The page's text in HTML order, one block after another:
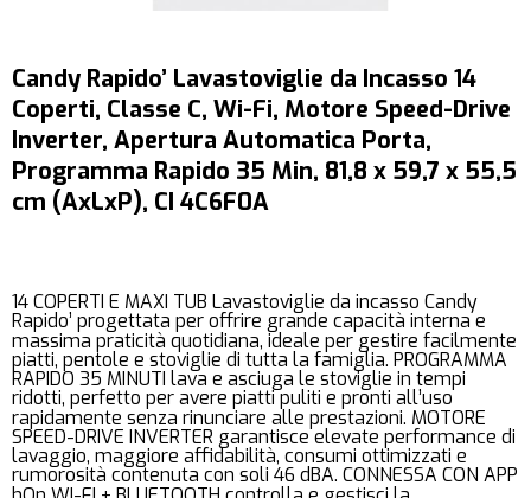
Candy Rapido’ Lavastoviglie da Incasso 14
Coperti, Classe C, Wi-Fi, Motore Speed-Drive
Inverter, Apertura Automatica Porta,
Programma Rapido 35 Min, 81,8 x 59,7 x 55,5
cm (AxLxP), CI 4C6F0A
14 COPERTI E MAXI TUB Lavastoviglie da incasso Candy
Rapido’ progettata per offrire grande capacità interna e
massima praticità quotidiana, ideale per gestire facilmente
piatti, pentole e stoviglie di tutta la famiglia. PROGRAMMA
RAPIDO 35 MINUTI lava e asciuga le stoviglie in tempi
ridotti, perfetto per avere piatti puliti e pronti all’uso
rapidamente senza rinunciare alle prestazioni. MOTORE
SPEED-DRIVE INVERTER garantisce elevate performance di
lavaggio, maggiore affidabilità, consumi ottimizzati e
rumorosità contenuta con soli 46 dBA. CONNESSA CON APP